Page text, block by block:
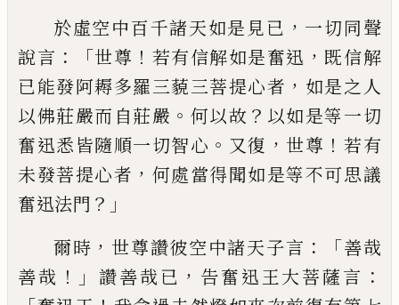
於虛空中百千諸天如是見已 ， 一切同聲
說言 ：「世尊 ！ 若有信解如是奮迅 ， 既信解
已能發阿耨多羅三藐三菩提心者 ， 如是之人
以佛莊嚴而自莊嚴 。 何以故 ？ 以如是等一切
奮迅悉皆隨順一切智心 。 又復 ， 世尊 ！ 若有
未發菩提心者 ， 何處當得聞如是等不可思議
奮迅法門 ？」
爾時 ， 世尊讚彼空中諸天子言 ：「善哉
善哉 ！」讚善哉已 ， 告奮迅王大菩薩言 ：